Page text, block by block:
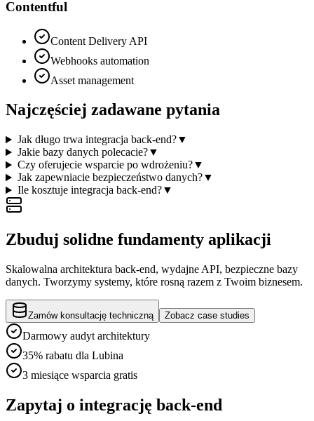
Contentful
Content Delivery API
Webhooks automation
Asset management
Najczęściej zadawane pytania
Jak długo trwa integracja back-end?▼
Jakie bazy danych polecacie?▼
Czy oferujecie wsparcie po wdrożeniu?▼
Jak zapewniacie bezpieczeństwo danych?▼
Ile kosztuje integracja back-end?▼
Zbuduj solidne fundamenty aplikacji
Skalowalna architektura back-end, wydajne API, bezpieczne bazy
danych. Tworzymy systemy, które rosną razem z Twoim biznesem.
Zamów konsultację techniczną Zobacz case studies
Darmowy audyt architektury
35% rabatu dla Lubina
3 miesiące wsparcia gratis
Zapytaj o integrację back-end